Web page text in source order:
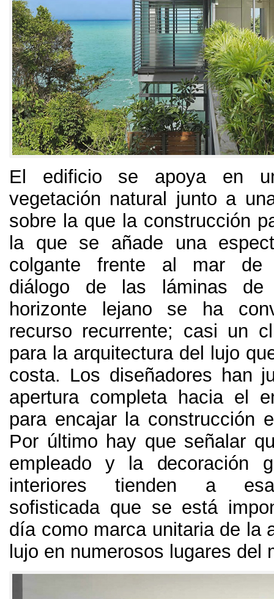
El edificio se apoya en
vegetación natural junto a
sobre la que la construcción
la que se añade una
colgante frente al mar de
diálogo de las láminas
horizonte lejano se ha
recurso recurrente; casi un
para la arquitectura del lujo
costa. Los diseñadores han
apertura completa hacia el
para encajar la construcción
Por último hay que señalar
empleado y la decoración
interiores tienden a
sofisticada que se está
día como marca unitaria de la
lujo en numerosos lugares del